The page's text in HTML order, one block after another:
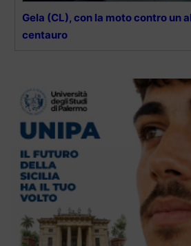
Gela (CL), con la moto contro un
centauro